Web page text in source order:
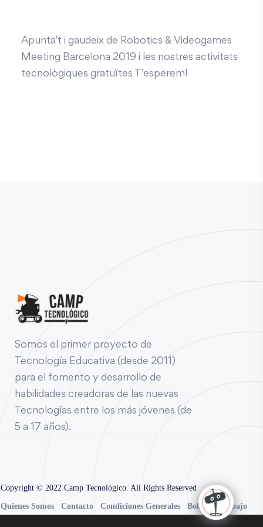
Apunta’t i gaudeix de Robotics & Videogames
Meeting Barcelona 2019 i les nostres activitats
tecnològiques gratuïtes T’esperem!
Somos el primer proyecto de
Tecnología Educativa (desde 2011)
para el fomento y desarrollo de
habilidades creadoras de las nuevas
Tecnologías entre los más jóvenes (de
5 a 17 años).
Copyright © 2022 Camp Tecnológico. All Rights Reserved
Quienes Somos Contacto Condiciones Generales Bolsa de Trabajo